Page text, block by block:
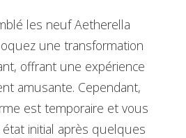
les neuf Aetherella
une transformation
offrant une expérience
amusante. Cependant,
est temporaire et vous
initial après quelques